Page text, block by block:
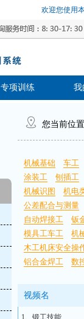
欢迎您使用
专项训练 我
您当前位置
机械基础 车工
涂装工
刨插工
机械识图
机电
公差配合与测量
自动焊接工
钣
模具工车工
机
木工机床安全操
铝合金焊工
数
视频名
1、锻工技能